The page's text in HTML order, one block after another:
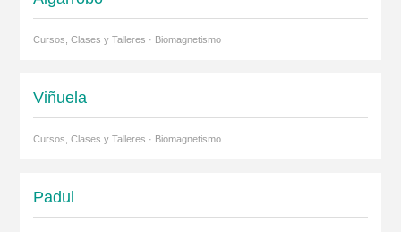
Cursos, Clases y Talleres · Biomagnetismo
Viñuela
Cursos, Clases y Talleres · Biomagnetismo
Padul